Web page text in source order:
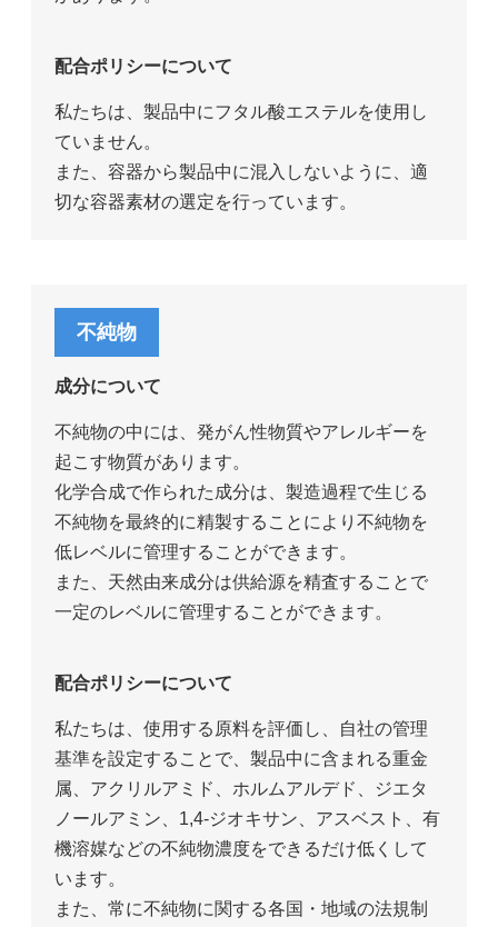
配合ポリシーについて
私たちは、製品中にフタル酸エステルを使用し
ていません。
また、容器から製品中に混入しないように、適
切な容器素材の選定を行っています。
不純物
成分について
不純物の中には、発がん性物質やアレルギーを
起こす物質があります。
化学合成で作られた成分は、製造過程で生じる
不純物を最終的に精製することにより不純物を
低レベルに管理することができます。
また、天然由来成分は供給源を精査することで
一定のレベルに管理することができます。
配合ポリシーについて
私たちは、使用する原料を評価し、自社の管理
基準を設定することで、製品中に含まれる重金
属、アクリルアミド、ホルムアルデド、ジエタ
ノールアミン、1,4-ジオキサン、アスベスト、有
機溶媒などの不純物濃度をできるだけ低くして
います。
また、常に不純物に関する各国・地域の法規制